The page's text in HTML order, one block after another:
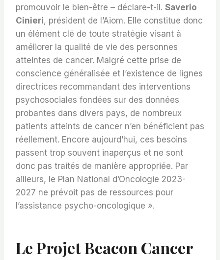
promouvoir le bien-être – déclare-t-il. Saverio
Cinieri, président de l’Aiom. Elle constitue donc
un élément clé de toute stratégie visant à
améliorer la qualité de vie des personnes
atteintes de cancer. Malgré cette prise de
conscience généralisée et l’existence de lignes
directrices recommandant des interventions
psychosociales fondées sur des données
probantes dans divers pays, de nombreux
patients atteints de cancer n’en bénéficient pas
réellement. Encore aujourd’hui, ces besoins
passent trop souvent inaperçus et ne sont
donc pas traités de manière appropriée. Par
ailleurs, le Plan National d’Oncologie 2023-
2027 ne prévoit pas de ressources pour
l’assistance psycho-oncologique ».
Le Projet Beacon Cancer